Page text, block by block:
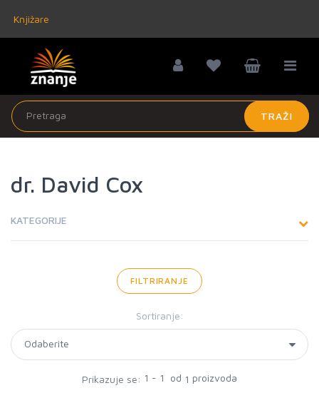
Knjižare
TRAŽI
dr. David Cox
KATEGORIJE
FILTRIRANJE
Sortiranje:
Prikazuje se: 1 - 1 od 1 proizvoda